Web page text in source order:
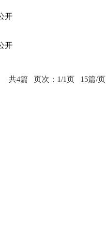
开
开
共4篇 页次：1/1页 15篇/页